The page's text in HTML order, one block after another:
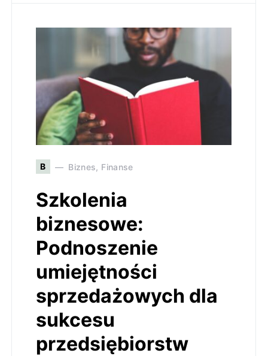
B Biznes, Finanse
Szkolenia
biznesowe:
Podnoszenie
umiejętności
sprzedażowych dla
sukcesu
przedsiębiorstw